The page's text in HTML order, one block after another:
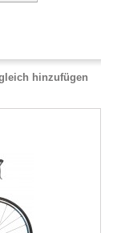
hinzufügen